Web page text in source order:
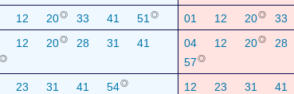
12 20◎ 33 41 51 ◎ 01 12 20◎ 33
12 20◎ 28 31
41
◎
04 12 20◎ 28
57◎
23 31 41 54◎ 12 23 31 41